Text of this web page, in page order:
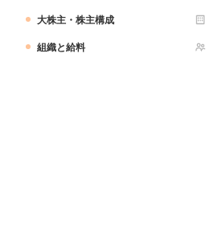
大株主・株主構成
組織と給料